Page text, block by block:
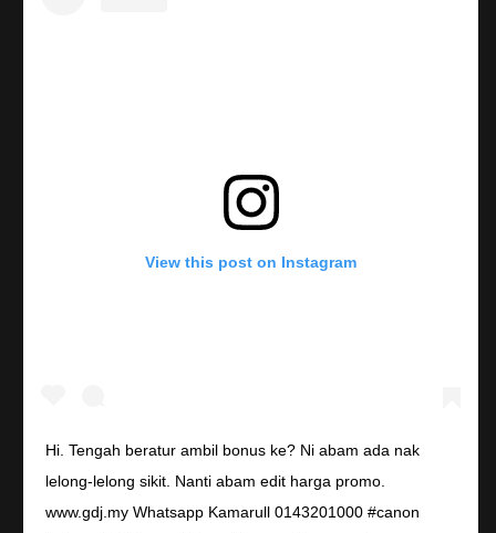
View this post on Instagram
Hi. Tengah beratur ambil bonus ke? Ni abam ada nak
lelong-lelong sikit. Nanti abam edit harga promo.
www.gdj.my Whatsapp Kamarull 0143201000 #canon